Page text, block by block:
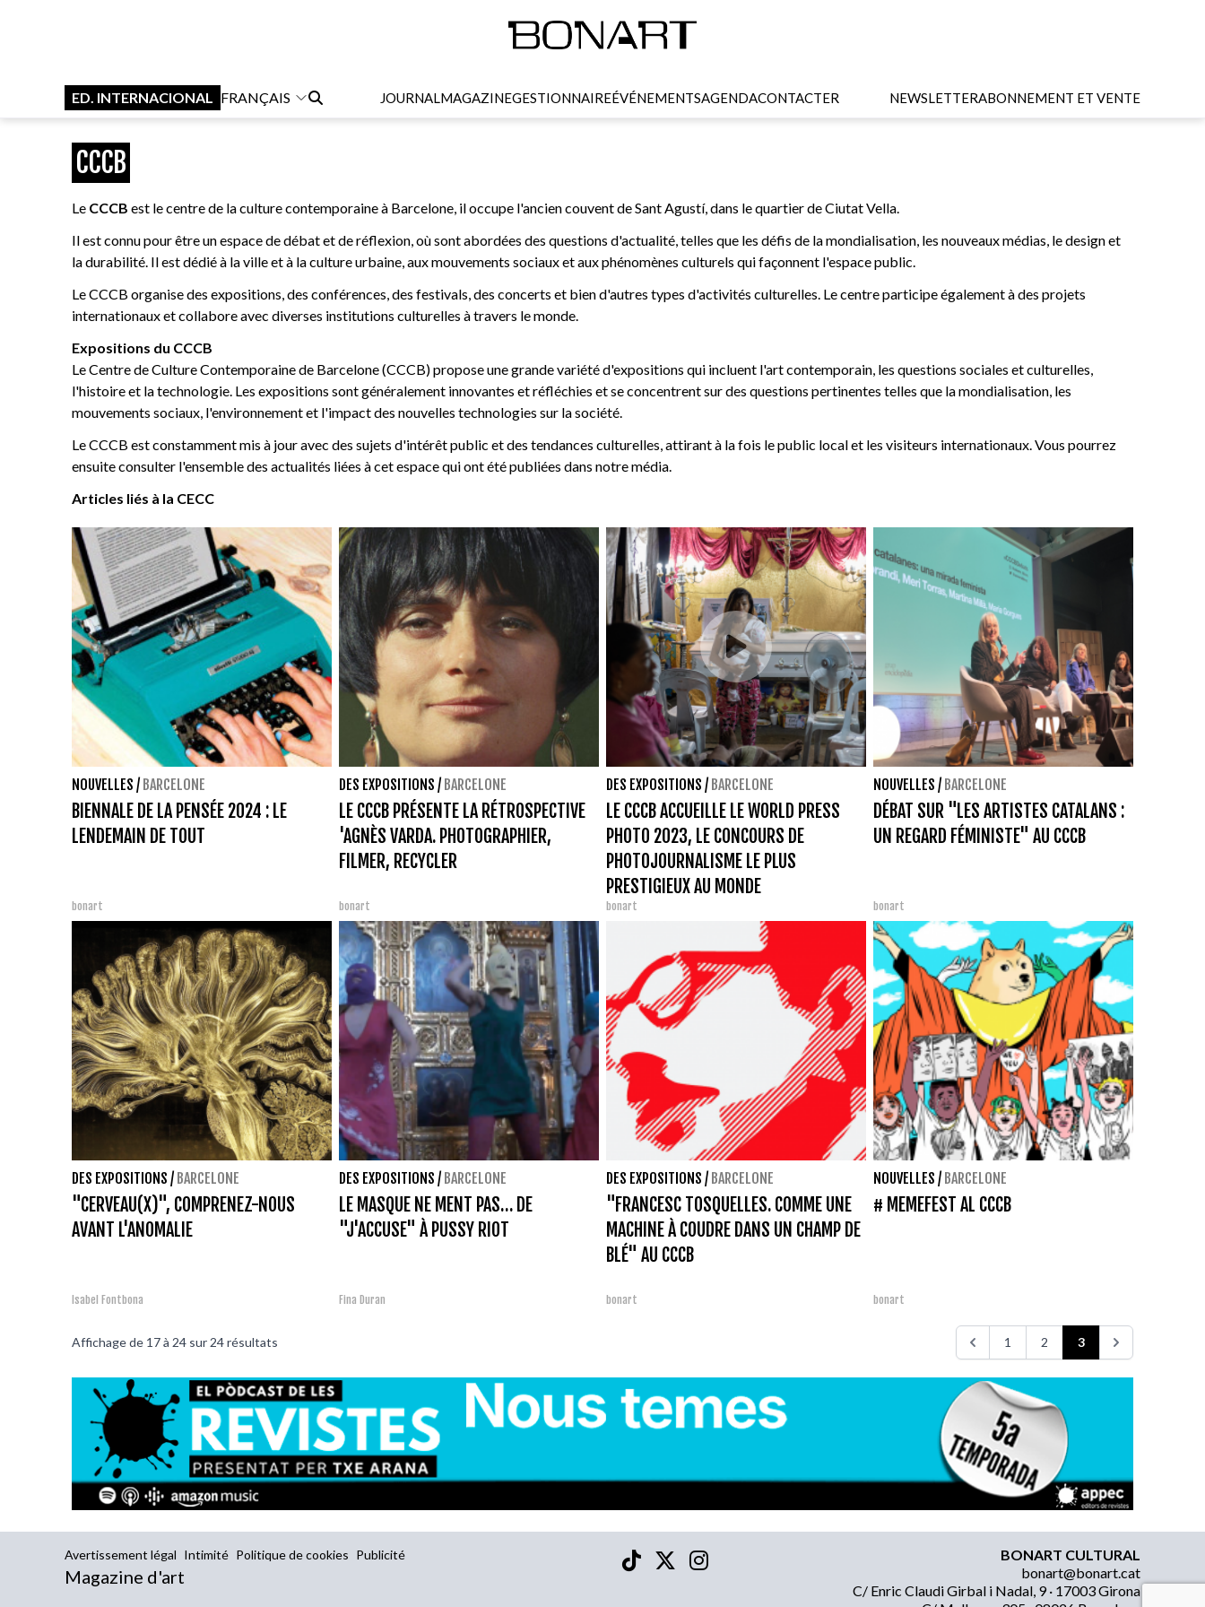
ED. INTERNACIONAL FRANÇAIS JOURNALMAGAZINEGESTIONNAIREÉVÉNEMENTSAGENDACONTACTER NEWSLETTERABONNEMENT ET VENTE
CCCB
Le CCCB est le centre de la culture contemporaine à Barcelone, il occupe l'ancien couvent de Sant Agustí, dans le quartier de Ciutat Vella.
Il est connu pour être un espace de débat et de réflexion, où sont abordées des questions d'actualité, telles que les défis de la mondialisation, les nouveaux médias, le design et
la durabilité. Il est dédié à la ville et à la culture urbaine, aux mouvements sociaux et aux phénomènes culturels qui façonnent l'espace public.
Le CCCB organise des expositions, des conférences, des festivals, des concerts et bien d'autres types d'activités culturelles. Le centre participe également à des projets
internationaux et collabore avec diverses institutions culturelles à travers le monde.
Expositions du CCCB
Le Centre de Culture Contemporaine de Barcelone (CCCB) propose une grande variété d'expositions qui incluent l'art contemporain, les questions sociales et culturelles,
l'histoire et la technologie. Les expositions sont généralement innovantes et réfléchies et se concentrent sur des questions pertinentes telles que la mondialisation, les
mouvements sociaux, l'environnement et l'impact des nouvelles technologies sur la société.
Le CCCB est constamment mis à jour avec des sujets d'intérêt public et des tendances culturelles, attirant à la fois le public local et les visiteurs internationaux. Vous pourrez
ensuite consulter l'ensemble des actualités liées à cet espace qui ont été publiées dans notre média.
Articles liés à la CECC
NOUVELLES / BARCELONE
BIENNALE DE LA PENSÉE 2024 : LE
LENDEMAIN DE TOUT
bonart
DES EXPOSITIONS / BARCELONE
LE CCCB PRÉSENTE LA RÉTROSPECTIVE
'AGNÈS VARDA. PHOTOGRAPHIER,
FILMER, RECYCLER
bonart
DES EXPOSITIONS / BARCELONE
LE CCCB ACCUEILLE LE WORLD PRESS
PHOTO 2023, LE CONCOURS DE
PHOTOJOURNALISME LE PLUS
PRESTIGIEUX AU MONDE
bonart
NOUVELLES / BARCELONE
DÉBAT SUR "LES ARTISTES CATALANS :
UN REGARD FÉMINISTE" AU CCCB
bonart
DES EXPOSITIONS / BARCELONE
"CERVEAU(X)", COMPRENEZ-NOUS
AVANT L'ANOMALIE
Isabel Fontbona
DES EXPOSITIONS / BARCELONE
LE MASQUE NE MENT PAS… DE
"J'ACCUSE" À PUSSY RIOT
Fina Duran
DES EXPOSITIONS / BARCELONE
"FRANCESC TOSQUELLES. COMME UNE
MACHINE À COUDRE DANS UN CHAMP DE
BLÉ" AU CCCB
bonart
NOUVELLES / BARCELONE
# MEMEFEST AL CCCB
bonart
Affichage de 17à 24 sur 24résultats 1 2 3
Avertissement légal Intimité Politique de cookies Publicité
Magazine d'art
BONART CULTURAL
bonart@bonart.cat
C/ Enric Claudi Girbal i Nadal, 9 · 17003 Girona